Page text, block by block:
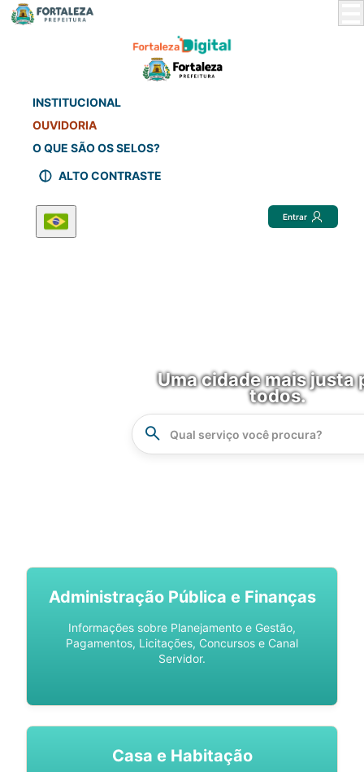
INSTITUCIONAL
OUVIDORIA
O QUE SÃO OS SELOS?
ALTO CONTRASTE
Entrar
Uma cidade mais justa
todos.
Administração Pública e Finanças
Informações sobre Planejamento e Gestão,
Pagamentos, Licitações, Concursos e Canal
Servidor.
Casa e Habitação